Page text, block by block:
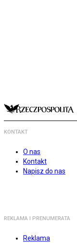
KONTAKT
O nas
Kontakt
Napisz do nas
REKLAMA I PRENUMERATA
Reklama